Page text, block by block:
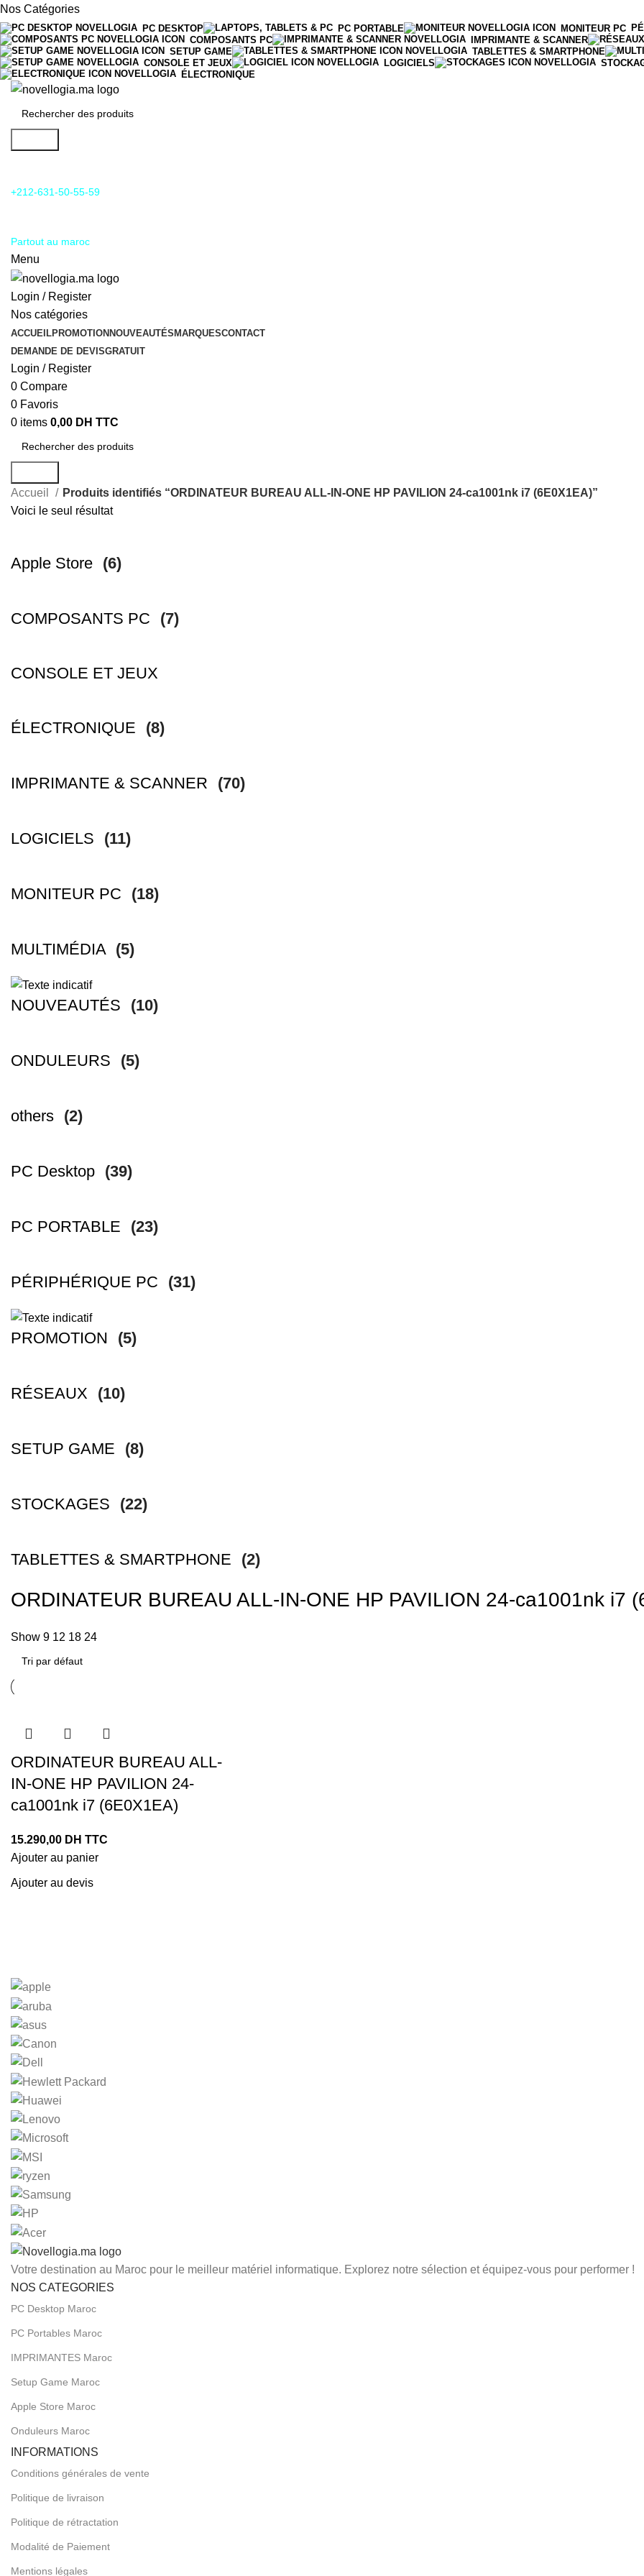
Nos Catégories
PC DESKTOP PC PORTABLE MONITEUR PC
COMPOSANTS PC
IMPRIMANTE & SCANNER
SETUP GAME
TABLETTES & SMARTPHONE
CONSOLE ET JEUX
LOGICIELS
ÉLECTRONIQUE
+212-631-50-55-59
Partout au maroc
Menu
Login / Register
Nos catégories
ACCUEILPROMOTIONNOUVEAUTÉSMARQUESCONTACT
DEMANDE DE DEVISGRATUIT
Login / Register
0 Compare
0 Favoris
0 items 0,00 DH TTC
Accueil
Produits identifiés “ORDINATEUR BUREAU ALL-IN-ONE HP PAVILION 24-ca1001nk i7 (6E0X1EA)”
Voici le seul résultat
Apple Store (6)
COMPOSANTS PC (7)
CONSOLE ET JEUX
ÉLECTRONIQUE (8)
IMPRIMANTE & SCANNER (70)
LOGICIELS (11)
MONITEUR PC (18)
MULTIMÉDIA (5)
NOUVEAUTÉS (10)
ONDULEURS (5)
others (2)
PC Desktop (39)
PC PORTABLE (23)
PÉRIPHÉRIQUE PC (31)
PROMOTION (5)
RÉSEAUX (10)
SETUP GAME (8)
STOCKAGES (22)
TABLETTES & SMARTPHONE (2)
ORDINATEUR BUREAU ALL-IN-ONE HP PAVILION 24-ca1001nk i7
Show 9 12 18 24
ORDINATEUR BUREAU ALL-
IN-ONE HP PAVILION 24-
ca1001nk i7 (6E0X1EA)
15.290,00 DH TTC
Ajouter au panier
Ajouter au devis
Votre destination au Maroc pour le meilleur matériel informatique. Explorez notre sélection et équipez-vous pour performer !
NOS CATEGORIES
PC Desktop Maroc
PC Portables Maroc
IMPRIMANTES Maroc
Setup Game Maroc
Apple Store Maroc
Onduleurs Maroc
INFORMATIONS
Conditions générales de vente
Politique de livraison
Politique de rétractation
Modalité de Paiement
Mentions légales